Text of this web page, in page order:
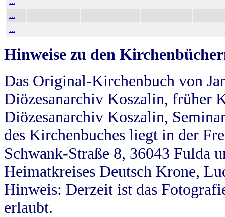
...
...
Hinweise zu den
Das Original-Kirchenbuch von
Diözesanarchiv Koszalin, früher
Diözesanarchiv Koszalin,
des Kirchenbuches liegt in der
Schwank-Straße 8, 36043 Fulda
Heimatkreises Deutsch Krone,
Hinweis: Derzeit ist das
erlaubt.